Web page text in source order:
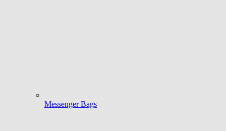
Messenger Bags